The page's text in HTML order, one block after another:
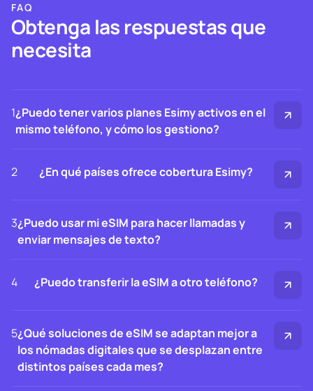
FAQ
Obtenga las respuestas que
necesita
1¿Puedo tener varios planes Esimy activos en el
mismo teléfono, y cómo los gestiono?
2 ¿En qué países ofrece cobertura Esimy?
3¿Puedo usar mi eSIM para hacer llamadas y
enviar mensajes de texto?
4 ¿Puedo transferir la eSIM a otro teléfono?
5¿Qué soluciones de eSIM se adaptan mejor a
los nómadas digitales que se desplazan entre
distintos países cada mes?